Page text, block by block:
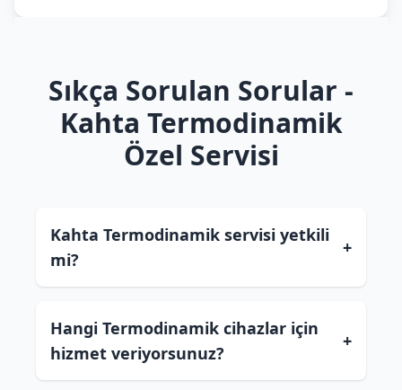
Sıkça Sorulan Sorular -
Kahta Termodinamik
Özel Servisi
Kahta Termodinamik servisi yetkili
mi?
+
Hangi Termodinamik cihazlar için
hizmet veriyorsunuz?
+